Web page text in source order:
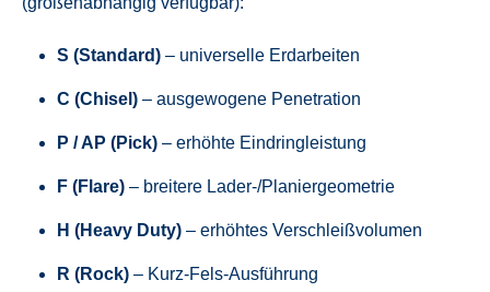
S (Standard) – universelle Erdarbeiten
C (Chisel) – ausgewogene Penetration
P / AP (Pick) – erhöhte Eindringleistung
F (Flare) – breitere Lader-/Planiergeometrie
H (Heavy Duty) – erhöhtes Verschleißvolumen
R (Rock) – Kurz-Fels-Ausführung